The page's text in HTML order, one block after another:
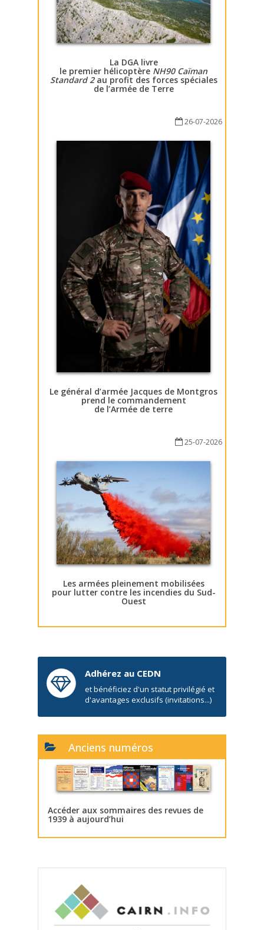
La DGA livre
le premier hélicoptère NH90 Caïman
Standard 2au profit des forces spéciales
de l’armée de Terre
26-07-2026
Le général d’armée Jacques de Montgros
prend le commandement
de l’Armée de terre
25-07-2026
Les armées pleinement mobilisées
pour lutter contre les incendies du Sud-
Ouest
Adhérez au CEDN
et bénéficiez d'un statut privilégié et
d'avantages exclusifs (invitations...)
Anciens numéros
Accéder aux sommaires des revues de
1939 à aujourd’hui